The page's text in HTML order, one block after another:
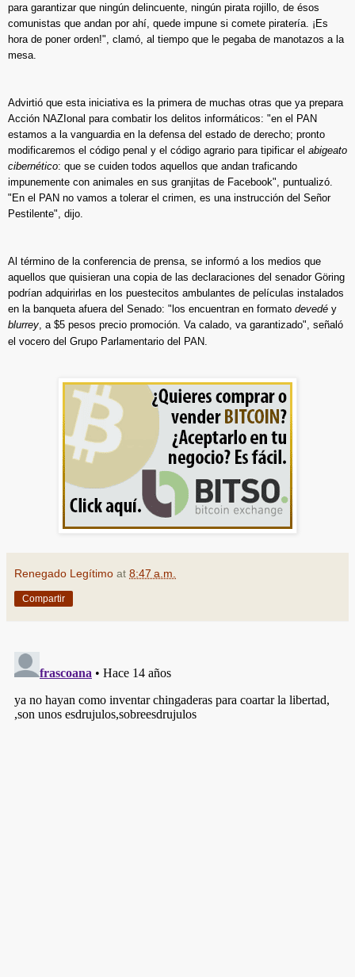
para garantizar que ningún delincuente, ningún pirata rojillo, de ésos
comunistas que andan por ahí, quede impune si comete piratería. ¡Es
hora de poner orden!", clamó, al tiempo que le pegaba de manotazos a la
mesa.
Advirtió que esta iniciativa es la primera de muchas otras que ya prepara
Acción NAZIonal para combatir los delitos informáticos: "en el PAN
estamos a la vanguardia en la defensa del estado de derecho; pronto
modificaremos el código penal y el código agrario para tipificar el abigeato
cibernético: que se cuiden todos aquellos que andan traficando
impunemente con animales en sus granjitas de Facebook", puntualizó.
"En el PAN no vamos a tolerar el crimen, es una instrucción del Señor
Pestilente", dijo.
Al término de la conferencia de prensa, se informó a los medios que
aquellos que quisieran una copia de las declaraciones del senador Göring
podrían adquirirlas en los puestecitos ambulantes de películas instalados
en la banqueta afuera del Senado: "los encuentran en formato devedé y
blurrey , a $5 pesos precio promoción. Va calado, va garantizado", señaló
el vocero del Grupo Parlamentario del PAN.
Renegado Legítimo at 8:47 a.m.
Compartir